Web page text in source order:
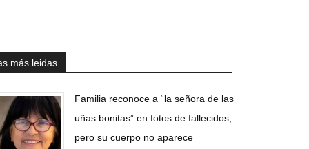
más leidas
Familia reconoce a “la señora de las
uñas bonitas” en fotos de fallecidos,
pero su cuerpo no aparece